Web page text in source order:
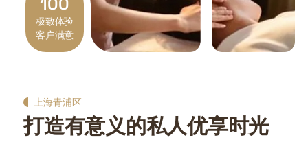
极致体验
客户满意
上海青浦区
打造有意义的私人优享时光